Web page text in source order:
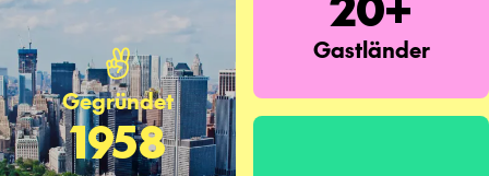
Gegründet
1958
Gastländer